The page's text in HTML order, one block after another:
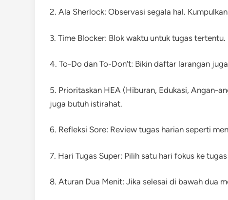
2. Ala Sherlock: Observasi segala hal.
3. Time Blocker: Blok waktu untuk tugas
4. To-Do dan To-Don’t: Bikin daftar larangan
5. Prioritaskan HEA (Hiburan, Edukasi, Angan-
juga butuh istirahat.
6. Refleksi Sore: Review tugas harian seperti
7. Hari Tugas Super: Pilih satu hari fokus ke
8. Aturan Dua Menit: Jika selesai di bawah dua